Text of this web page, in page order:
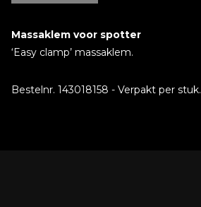
Massaklem voor spotter
‘Easy clamp’ massaklem.
Bestelnr. 143018158 - Verpakt per stuk.